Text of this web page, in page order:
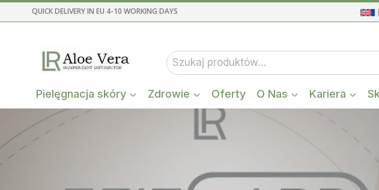
Przejdź
do
QUICK DELIVERY IN EU 4-10 WORKING DAYS
Szukaj:
Pielęgnacja skóry Zdrowie Oferty O Nas Kariera